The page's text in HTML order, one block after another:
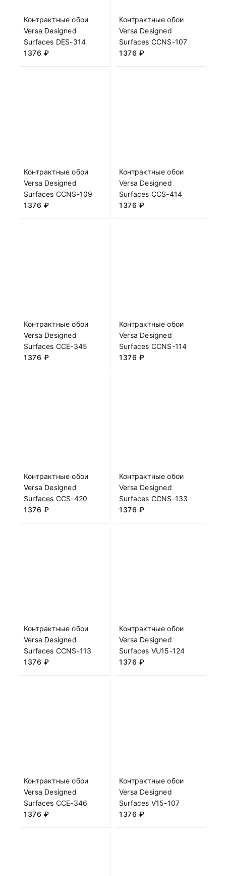
Контрактные обои
Versa Designed
Surfaces DES-314
1376 ₽
Контрактные обои
Versa Designed
Surfaces CCNS-107
1376 ₽
Контрактные обои
Versa Designed
Surfaces CCNS-109
1376 ₽
Контрактные обои
Versa Designed
Surfaces CCS-414
1376 ₽
Контрактные обои
Versa Designed
Surfaces CCE-345
1376 ₽
Контрактные обои
Versa Designed
Surfaces CCNS-114
1376 ₽
Контрактные обои
Versa Designed
Surfaces CCS-420
1376 ₽
Контрактные обои
Versa Designed
Surfaces CCNS-133
1376 ₽
Контрактные обои
Versa Designed
Surfaces CCNS-113
1376 ₽
Контрактные обои
Versa Designed
Surfaces VU15-124
1376 ₽
Контрактные обои
Versa Designed
Surfaces CCE-346
1376 ₽
Контрактные обои
Versa Designed
Surfaces V15-107
1376 ₽